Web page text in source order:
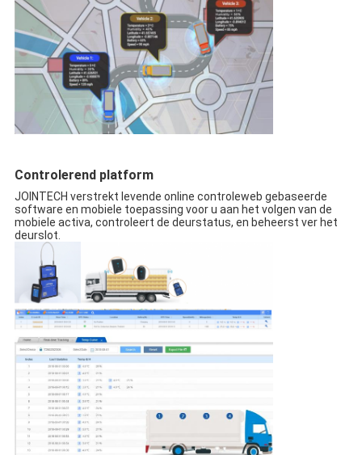
Controlerend platform
JOINTECH verstrekt levende online controleweb gebaseerde
software en mobiele toepassing voor u aan het volgen van de
mobiele activa, controleert de deurstatus, en beheerst ver het
deurslot.